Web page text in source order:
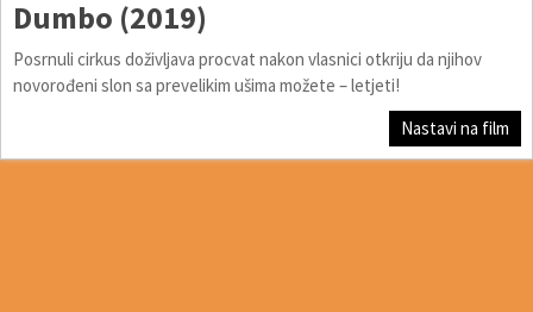
Dumbo (2019)
Posrnuli cirkus doživljava procvat nakon vlasnici otkriju da njihov
novorođeni slon sa prevelikim ušima možete – letjeti!
Nastavi na film